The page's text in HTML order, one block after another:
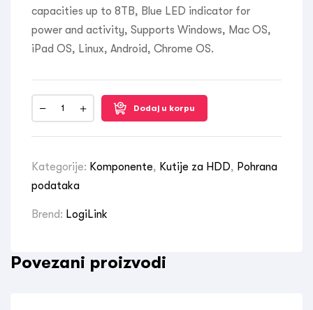
capacities up to 8TB, Blue LED indicator for
power and activity, Supports Windows, Mac OS,
iPad OS, Linux, Android, Chrome OS.
Dodaj u korpu
Kategorije: Komponente, Kutije za HDD, Pohrana
podataka
Brend: LogiLink
Povezani proizvodi